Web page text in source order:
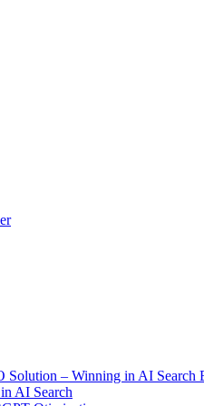
Solution – Winning in AI Search
AI Search